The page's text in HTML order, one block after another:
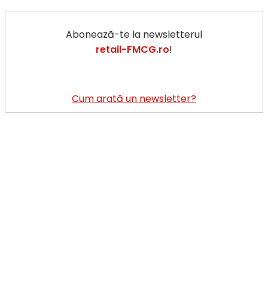
Abonează-te la newsletterul
retail-FMCG.ro!
Cum arată un newsletter?